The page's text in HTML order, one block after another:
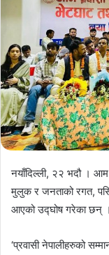
नयाँदिल्ली, २२ भदौ । आम
मुलुक र जनताको रगत,
आएको उद्घोष गरेका छन् ।
‘प्रवासी नेपालीहरुको